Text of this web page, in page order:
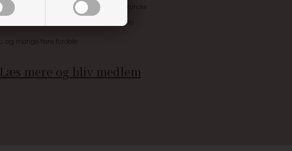
Særlige, eksklusive tilbud kun til klubkunder
Brug dine point allerede på næste køb
.... og mange flere fordele
Læs mere og bliv medlem